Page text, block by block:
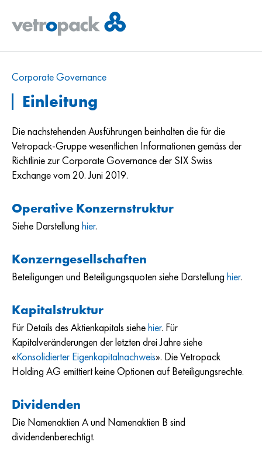
Corporate Governance
Einleitung
Die nachstehenden Ausführungen beinhalten die für die
Vetropack-Gruppe wesentlichen Informationen gemäss der
Richtlinie zur Corporate Governance der SIX Swiss
Exchange vom 20. Juni 2019.
Operative Konzernstruktur
Siehe Darstellung hier.
Konzerngesellschaften
Beteiligungen und Beteiligungsquoten siehe Darstellung hier.
Kapitalstruktur
Für Details des Aktienkapitals siehehier. Für
Kapitalveränderungen der letzten drei Jahre siehe
«Konsolidierter Eigenkapitalnachweis». Die Vetropack
Holding AG emittiert keine Optionen auf Beteiligungsrechte.
Dividenden
Die Namenaktien A und Namenaktien B sind
dividendenberechtigt.